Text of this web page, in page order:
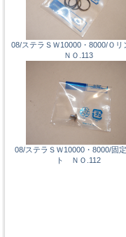
08/ステラＳＷ10000・8000/Ｏ
ＮＯ.113
08/ステラＳＷ10000・8000/固
ト ＮＯ.112